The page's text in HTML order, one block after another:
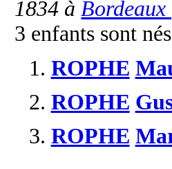
1834 àBordeaux
3 enfants sont
1. ROPHE
2. ROPHE
3. ROPHE